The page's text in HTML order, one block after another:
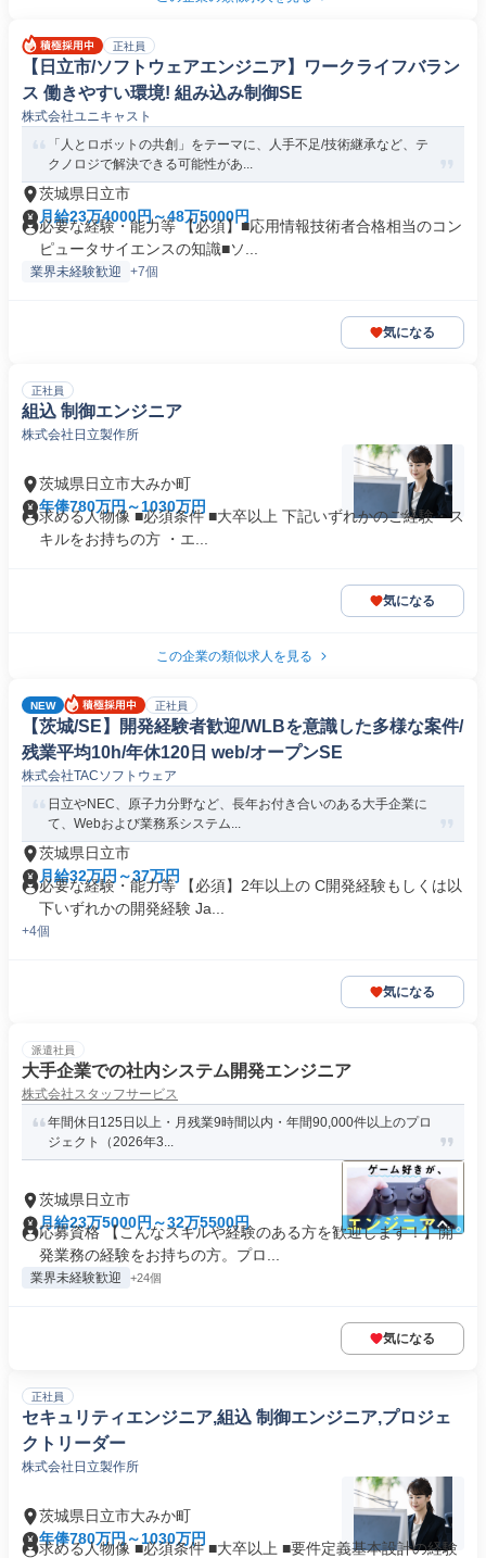
正社員
【日立市/ソフトウェアエンジニア】ワークライフバラン
ス 働きやすい環境! 組み込み制御SE
株式会社ユニキャスト
「人とロボットの共創」をテーマに、人手不足/技術継承など、テ
クノロジで解決できる可能性があ...
茨城県日立市
月給23万4000円～48万5000円
必要な経験・能力等 【必須】■応用情報技術者合格相当のコン
ピュータサイエンスの知識■ソ...
業界未経験歓迎 +7個
気になる
正社員
組込 制御エンジニア
株式会社日立製作所
茨城県日立市大みか町
年俸780万円～1030万円
求める人物像 ■必須条件 ■大卒以上 下記いずれかのご経験・ス
キルをお持ちの方 ・エ...
気になる
この企業の類似求人を見る
NEW 正社員
【茨城/SE】開発経験者歓迎/WLBを意識した多様な案件/
残業平均10h/年休120日 web/オープンSE
株式会社TACソフトウェア
日立やNEC、原子力分野など、長年お付き合いのある大手企業に
て、Webおよび業務系システム...
茨城県日立市
月給32万円～37万円
必要な経験・能力等 【必須】2年以上の C開発経験もしくは以
下いずれかの開発経験 Ja...
+4個
気になる
派遣社員
大手企業での社内システム開発エンジニア
株式会社スタッフサービス
年間休日125日以上・月残業9時間以内・年間90,000件以上のプロ
ジェクト（2026年3...
茨城県日立市
月給23万5000円～32万5500円
応募資格 【こんなスキルや経験のある方を歓迎します！】開
発業務の経験をお持ちの方。プロ...
業界未経験歓迎 +24個
気になる
正社員
セキュリティエンジニア,組込 制御エンジニア,プロジェ
クトリーダー
株式会社日立製作所
茨城県日立市大みか町
年俸780万円～1030万円
求める人物像 ■必須条件 ■大卒以上 ■要件定義基本設計の経験